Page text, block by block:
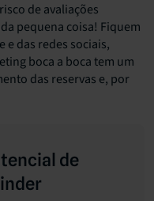
de avaliações
pequena coisa! Fiquem
e das redes sociais,
boca a boca tem um
das reservas e, por
de